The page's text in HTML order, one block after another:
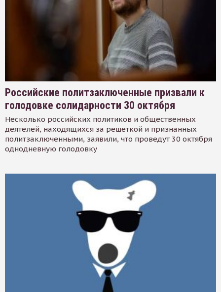
Российские политзаключенные призвали к
голодовке солидарности 30 октября
Несколько российских политиков и общественных
деятелей, находящихся за решеткой и признанных
политзаключенными, заявили, что проведут 30 октября
однодневную голодовку